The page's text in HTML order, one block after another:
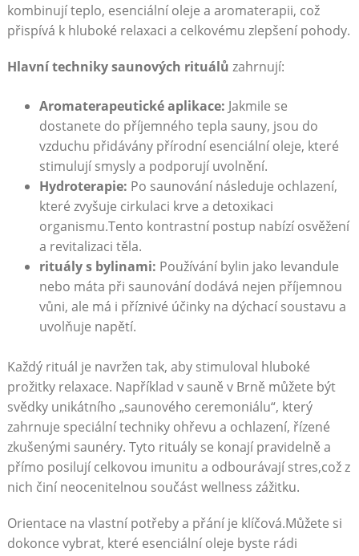
kombinují teplo, esenciální oleje a aromaterapii, což
přispívá k hluboké relaxaci a celkovému zlepšení pohody.
Hlavní techniky saunových rituálů zahrnují:
Aromaterapeutické aplikace: Jakmile se
dostanete do příjemného tepla sauny, jsou do
vzduchu přidávány přírodní esenciální oleje, které
stimulují smysly a podporují uvolnění.
Hydroterapie: Po saunování následuje ochlazení,
které zvyšuje cirkulaci krve a detoxikaci
organismu.Tento kontrastní postup nabízí osvěžení
a revitalizaci těla.
rituály s bylinami: Používání bylin jako levandule
nebo máta při saunování dodává nejen příjemnou
vůni, ale má i příznivé účinky na dýchací soustavu a
uvolňuje napětí.
Každý rituál je navržen tak, aby stimuloval hluboké
prožitky relaxace. Například v sauně v Brně můžete být
svědky unikátního „saunového ceremoniálu“, který
zahrnuje speciální techniky ohřevu a ochlazení, řízené
zkušenými saunéry. Tyto rituály se konají pravidelně a
přímo posilují celkovou imunitu a odbourávají stres,což z
nich činí neocenitelnou součást wellness zážitku.
Orientace na vlastní potřeby a přání je klíčová.Můžete si
dokonce vybrat, které esenciální oleje byste rádi